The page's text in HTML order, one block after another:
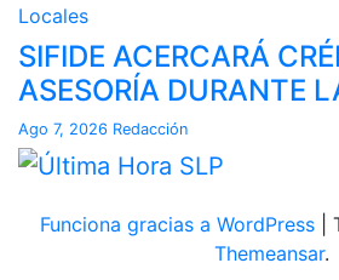
Locales
SIFIDE ACERCARÁ
ASESORÍA DURANTE
Ago 7, 2026 Redacción
Funciona gracias a WordPress
Themeansar.